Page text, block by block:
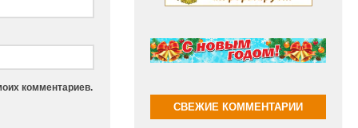
комментариев.
СВЕЖИЕ КОММЕНТАРИИ